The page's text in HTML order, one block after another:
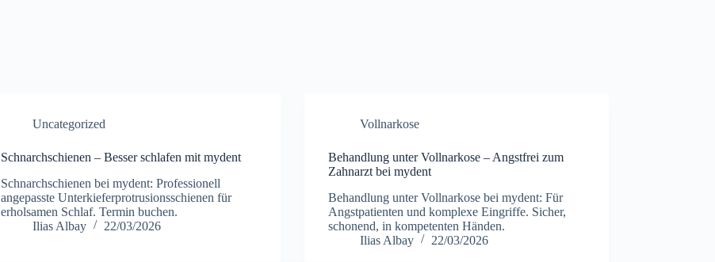
Uncategorized
Schnarchschienen – Besser schlafen mit mydent
Schnarchschienen bei mydent: Professionell
angepasste Unterkieferprotrusionsschienen für
erholsamen Schlaf. Termin buchen.
Ilias Albay
22/03/2026
Vollnarkose
Behandlung unter Vollnarkose – Angstfrei zum
Zahnarzt bei mydent
Behandlung unter Vollnarkose bei mydent: Für
Angstpatienten und komplexe Eingriffe. Sicher,
schonend, in kompetenten Händen.
Ilias Albay
22/03/2026